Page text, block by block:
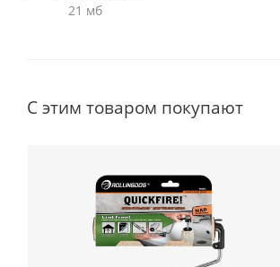
21 мб
С этим товаром покупают